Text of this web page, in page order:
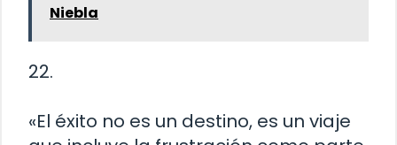
Niebla
22.
«El éxito no es un destino, es un viaje